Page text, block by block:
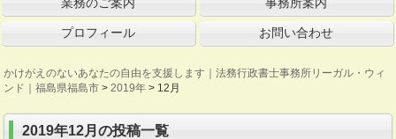
業務のご案内 事務所案内
プロフィール お問い合わせ
かけがえのないあなたの自由を支援します｜法務行政書士事務所リーガル・ウィ
ンド｜福島県福島市 >2019年 > 12月
2019年12月の投稿一覧